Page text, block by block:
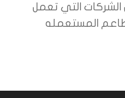
التي تعمل
المستعمله